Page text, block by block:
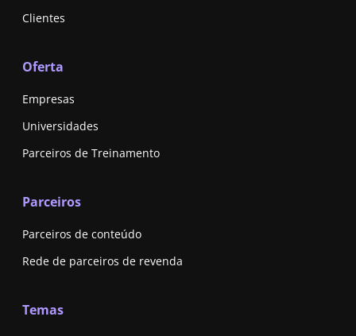
Clientes
Oferta
Empresas
Universidades
Parceiros de Treinamento
Parceiros
Parceiros de conteúdo
Rede de parceiros de revenda
Temas